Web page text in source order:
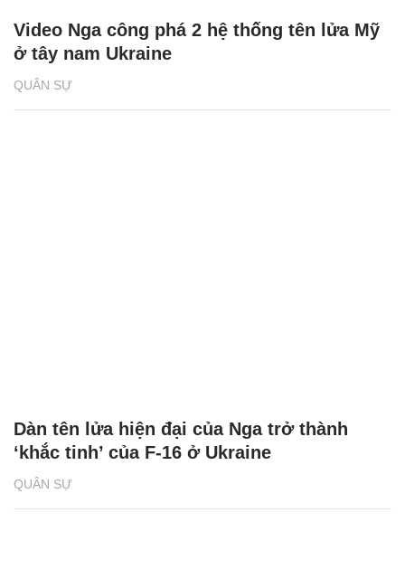
QUÂN SỰ
Video Nga công phá 2 hệ thống tên lửa Mỹ
ở tây nam Ukraine
QUÂN SỰ
Dàn tên lửa hiện đại của Nga trở thành
‘khắc tinh’ của F-16 ở Ukraine